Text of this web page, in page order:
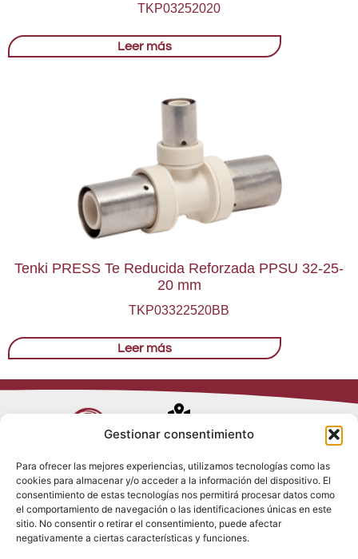
Gestionar consentimiento
Para ofrecer las mejores experiencias, utilizamos tecnologías como las
cookies para almacenar y/o acceder a la información del dispositivo. El
consentimiento de estas tecnologías nos permitirá procesar datos como
el comportamiento de navegación o las identificaciones únicas en este
sitio. No consentir o retirar el consentimiento, puede afectar
negativamente a ciertas características y funciones.
TKP03252020
Leer más
Tenki PRESS Te Reducida Reforzada PPSU 32-25-
20 mm
TKP03322520BB
Leer más
Avenida de
28017 Madrid
(España)
(+34) 910 917
Política de
Privacidad
Política de
Cookies